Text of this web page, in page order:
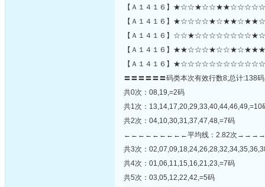
【Ａ１４１６】
【Ａ１４１６】
【Ａ１４１６】
【Ａ１４１６】
【Ａ１４１６】
〓〓〓〓〓〓码类本次有效行数8;总计:138
共0次：08,19,=2码
共1次：13,14,17,20,29,33,40,44,46,49,=10
共2次：04,10,30,31,37,47,48,=7码
←←←←←←←←←平均线：2.82次
共3次：
共4次：01,06,11,15,16,21,23,=7码
共5次：03,05,12,22,42,=5码